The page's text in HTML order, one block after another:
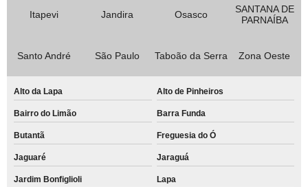
Itapevi Jandira Osasco
SANTANA DE
PARNAÍBA
Santo André São Paulo Taboão da Serra Zona Oeste
Alto da Lapa Alto de Pinheiros
Bairro do Limão Barra Funda
Butantã Freguesia do Ó
Jaguaré Jaraguá
Jardim Bonfiglioli Lapa